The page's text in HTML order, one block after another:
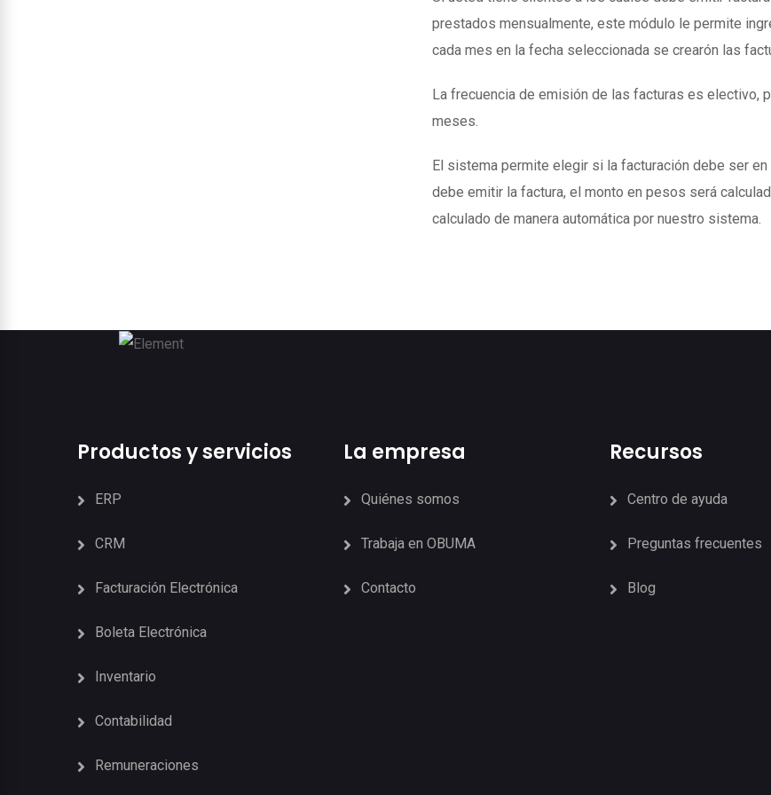
prestados mensualmente, este módulo le permite
cada mes en la fecha seleccionada se crearón las
La frecuencia de emisión de las facturas es electivo,
meses.
El sistema permite elegir si la facturación debe ser
debe emitir la factura, el monto en pesos será
calculado de manera automática por nuestro sistema.
Productos y servicios
ERP
CRM
Facturación Electrónica
Boleta Electrónica
Inventario
Contabilidad
Remuneraciones
La empresa
Quiénes somos
Trabaja en OBUMA
Contacto
Recursos
Centro de ayuda
Preguntas frecuentes
Blog